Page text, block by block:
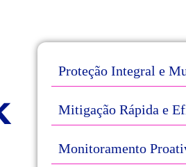
Proteção Integral e
Mitigação Rápida e
Monitoramento